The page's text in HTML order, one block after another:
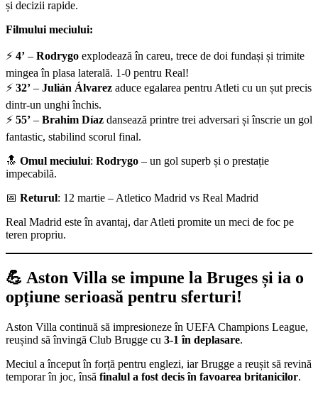
și decizii rapide.
Filmului meciului:
⚡ 4’ – Rodrygo explodează în careu, trece de doi fundași și trimite
mingea în plasa laterală. 1-0 pentru Real!
⚡ 32’ – Julián Álvarez aduce egalarea pentru Atleti cu un șut precis
dintr-un unghi închis.
⚡ 55’ – Brahim Díaz dansează printre trei adversari și înscrie un gol
fantastic, stabilind scorul final.
🔝 Omul meciului: Rodrygo – un gol superb și o prestație
impecabilă.
📅 Returul: 12 martie – Atletico Madrid vs Real Madrid
Real Madrid este în avantaj, dar Atleti promite un meci de foc pe
teren propriu.
💪 Aston Villa se impune la Bruges și ia o
opțiune serioasă pentru sferturi!
Aston Villa continuă să impresioneze în UEFA Champions League,
reușind să învingă Club Brugge cu 3-1 în deplasare.
Meciul a început în forță pentru englezi, iar Brugge a reușit să revină
temporar în joc, însă finalul a fost decis în favoarea britanicilor.